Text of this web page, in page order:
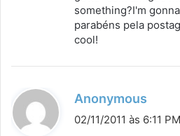
something?I'm
parabéns pela
cool!
Anonymous
i
02/11/2011 às 6:11 PM